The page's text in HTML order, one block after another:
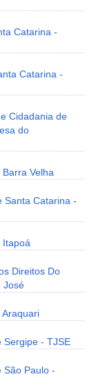
Catarina -
Catarina -
Cidadania de
do
Velha
Santa Catarina -
Itapoá
Direitos Do
José
Sergipe - TJSE
São Paulo -